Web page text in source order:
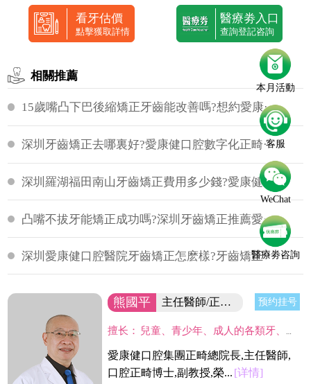
本月活動
客服
WeChat
醫療劵咨詢
看牙估價
點擊獲取詳情
醫療劵入口
查詢登記咨詢
相關推薦
15歲嘴凸下巴後縮矯正牙齒能改善嗎?想約愛康···
深圳牙齒矯正去哪裏好?愛康健口腔數字化正畸···
深圳羅湖福田南山牙齒矯正費用多少錢?愛康健···
凸嘴不拔牙能矯正成功嗎?深圳牙齒矯正推薦愛···
深圳愛康健口腔醫院牙齒矯正怎麽樣?牙齒矯正···
熊國平 主任醫師/正畸博士 预约挂号
擅长： 兒童、青少年、成人的各類牙、頜、面畸形的診斷與治療。
愛康健口腔集團正畸總院長,主任醫師,
口腔正畸博士,副教授,榮... [详情]